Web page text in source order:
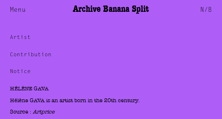
Menu N/B
Archive Banana Split
Artist
Contribution
Notice
HÉLÈNE GAVA
Hélène GAVA is an artist born in the 20th century.
Source : Artprice